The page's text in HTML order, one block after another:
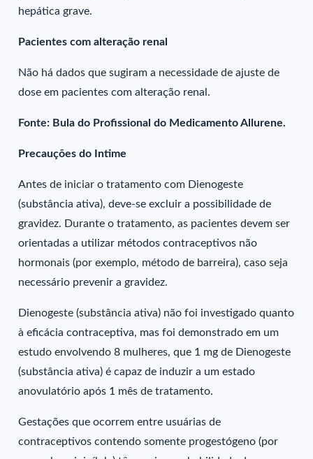
hepática grave.
Pacientes com alteração renal
Não há dados que sugiram a necessidade de ajuste de
dose em pacientes com alteração renal.
Fonte: Bula do Profissional do Medicamento Allurene.
Precauções do Intime
Antes de iniciar o tratamento com Dienogeste
(substância ativa), deve-se excluir a possibilidade de
gravidez. Durante o tratamento, as pacientes devem ser
orientadas a utilizar métodos contraceptivos não
hormonais (por exemplo, método de barreira), caso seja
necessário prevenir a gravidez.
Dienogeste (substância ativa) não foi investigado quanto
à eficácia contraceptiva, mas foi demonstrado em um
estudo envolvendo 8 mulheres, que 1 mg de Dienogeste
(substância ativa) é capaz de induzir a um estado
anovulatório após 1 mês de tratamento.
Gestações que ocorrem entre usuárias de
contraceptivos contendo somente progestógeno (por